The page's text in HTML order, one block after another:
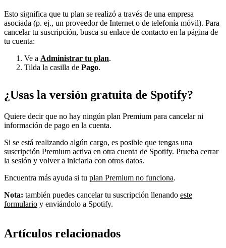
Esto significa que tu plan se realizó a través de una empresa
asociada (p. ej., un proveedor de Internet o de telefonía móvil). Para
cancelar tu suscripción, busca su enlace de contacto en la página de
tu cuenta:
Ve a Administrar tu plan.
Tilda la casilla de Pago.
¿Usas la versión gratuita de Spotify?
Quiere decir que no hay ningún plan Premium para cancelar ni
información de pago en la cuenta.
Si se está realizando algún cargo, es posible que tengas una
suscripción Premium activa en otra cuenta de Spotify. Prueba cerrar
la sesión y volver a iniciarla con otros datos.
Encuentra más ayuda si tu plan Premium no funciona.
Nota: también puedes cancelar tu suscripción llenando este
formulario y enviándolo a Spotify.
Artículos relacionados